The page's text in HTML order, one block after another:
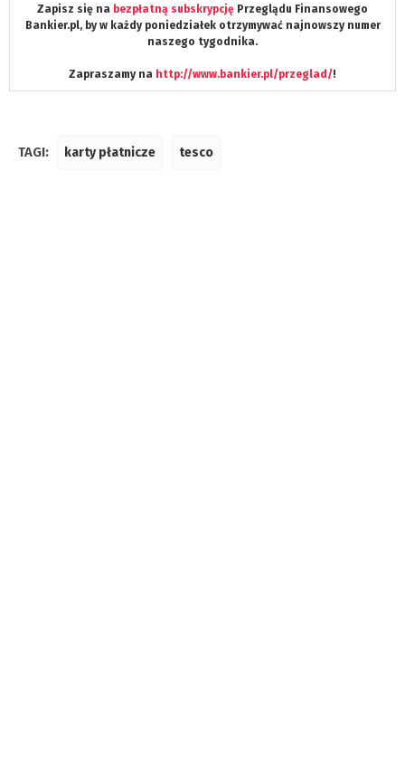
Zapisz się na bezpłatną subskrypcję Przeglądu Finansowego
Bankier.pl, by w każdy poniedziałek otrzymywać najnowszy numer
naszego tygodnika.
Zapraszamy na http://www.bankier.pl/przeglad/!
TAGI: karty płatnicze tesco